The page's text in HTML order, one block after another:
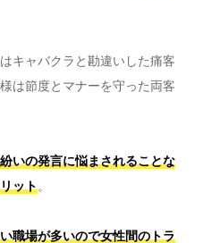
キャバクラと勘違いした痛客
は節度とマナーを守った両客
いの発言に悩まされることな
ット。
職場が多いので女性間のトラ